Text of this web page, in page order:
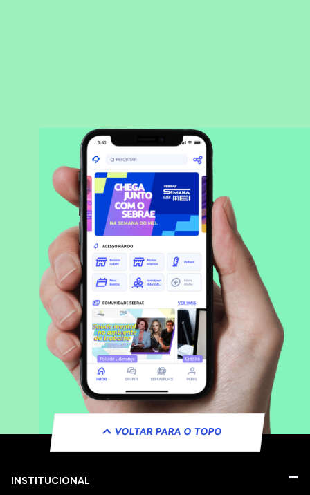
VOLTAR PARA O TOPO
INSTITUCIONAL